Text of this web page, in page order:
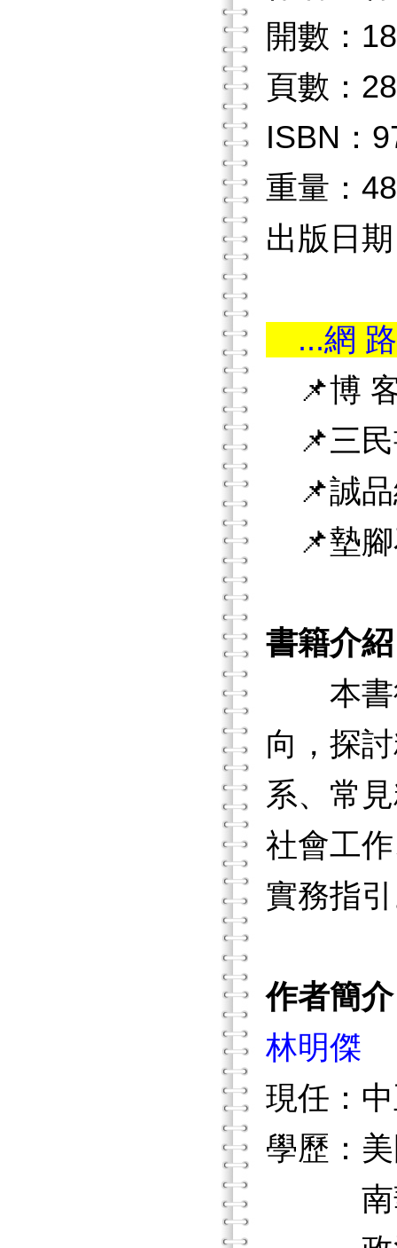
開數：18
頁數：
ISBN：
重量：
出版日
...網
📌博
📌三民
📌誠品
📌墊腳
書籍介紹
本書從
向，探
系、常
社會工
實務指
作者簡介
林明傑
現任：
學歷：
南華